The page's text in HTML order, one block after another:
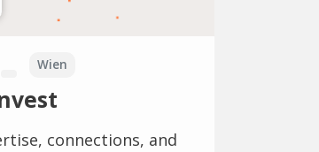
Wien
connections, and